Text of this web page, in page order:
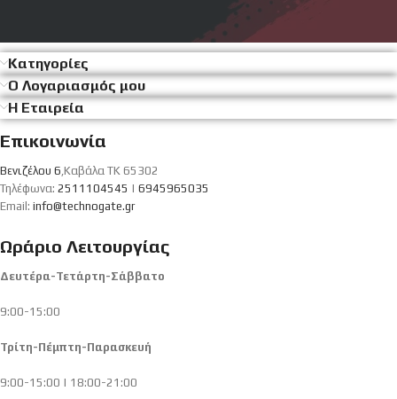
Κατηγορίες
Ο Λογαριασμός μου
Η Εταιρεία
Επικοινωνία
Βενιζέλου 6 ,Καβάλα ΤΚ 65302
Τηλέφωνα: 2511104545 | 6945965035
Email: info@technogate.gr
Ωράριο Λειτουργίας
Δευτέρα-Τετάρτη-Σάββατο
9:00-15:00
Τρίτη-Πέμπτη-Παρασκευή
9:00-15:00 | 18:00-21:00